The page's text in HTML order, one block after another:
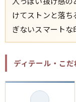
会社概要・店舗一覧
会員登録
特定商取引法に基
プライバシーポリ
お問い合わせ
けてストンと落
ぎないスマートな
ディテール・こ